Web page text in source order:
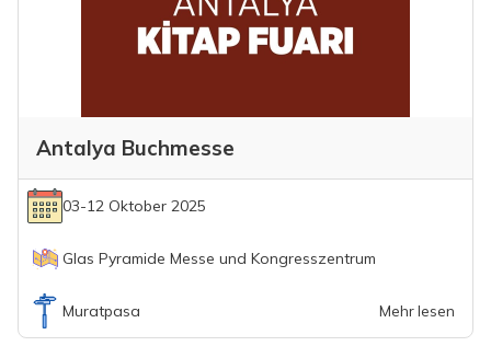
Antalya Buchmesse
03-12 Oktober 2025
Glas Pyramide Messe und Kongresszentrum
Muratpasa Mehr lesen